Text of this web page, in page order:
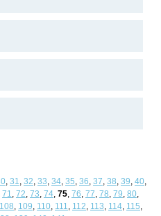
, 31, 32, 33, 34, 35, 36, 37, 38, 39, 40,
71, 72, 73, 74, 75, 76, 77, 78, 79, 80,
108, 109, 110, 111, 112, 113, 114, 115,